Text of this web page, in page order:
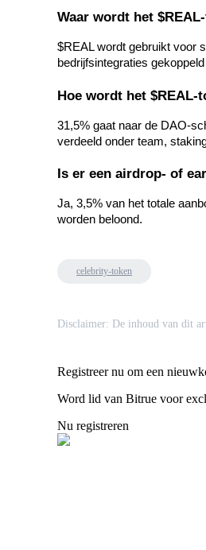
Launchpool
Exclusieve beleggingen voor
Leningen
Waar wordt het
$REAL wordt gebruikt voor
bedrijfsintegraties
Hoe wordt het $REAL-
31,5% gaat naar de DAO-
verdeeld onder team,
Is er een airdrop- of
Ja, 3,5% van het totale
worden beloond.
celebrity-token
Disclaimer: De inhoud van dit
Registreer nu om een
Word lid van Bitrue voor
Nu registreren